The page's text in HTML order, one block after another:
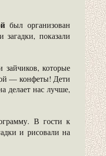
был организован
загадки, показали
зайчиков, которые
— конфеты! Дети
делает нас лучше,
В гости к
и рисовали на